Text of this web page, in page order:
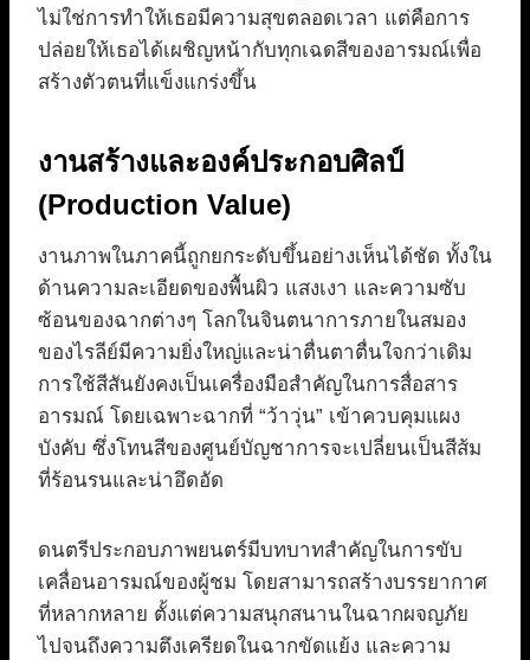
ไม่ใช่การทำให้เธอมีความสุขตลอดเวลา แต่คือการ
ปล่อยให้เธอได้เผชิญหน้ากับทุกเฉดสีของอารมณ์เพื่อ
สร้างตัวตนที่แข็งแกร่งขึ้น
งานสร้างและองค์ประกอบศิลป์
(Production Value)
งานภาพในภาคนี้ถูกยกระดับขึ้นอย่างเห็นได้ชัด ทั้งใน
ด้านความละเอียดของพื้นผิว แสงเงา และความซับ
ซ้อนของฉากต่างๆ โลกในจินตนาการภายในสมอง
ของไรลีย์มีความยิ่งใหญ่และน่าตื่นตาตื่นใจกว่าเดิม
การใช้สีสันยังคงเป็นเครื่องมือสำคัญในการสื่อสาร
อารมณ์ โดยเฉพาะฉากที่ “ว้าวุ่น” เข้าควบคุมแผง
บังคับ ซึ่งโทนสีของศูนย์บัญชาการจะเปลี่ยนเป็นสีส้ม
ที่ร้อนรนและน่าอึดอัด
ดนตรีประกอบภาพยนตร์มีบทบาทสำคัญในการขับ
เคลื่อนอารมณ์ของผู้ชม โดยสามารถสร้างบรรยากาศ
ที่หลากหลาย ตั้งแต่ความสนุกสนานในฉากผจญภัย
ไปจนถึงความตึงเครียดในฉากขัดแย้ง และความ